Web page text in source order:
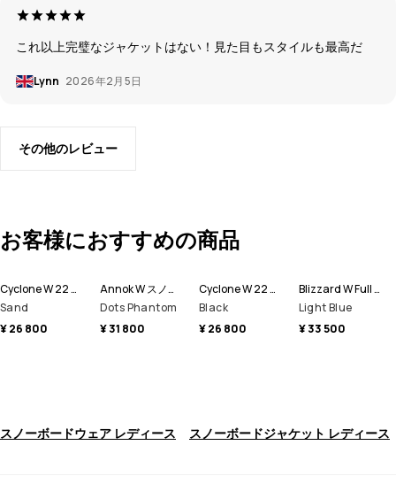
これ以上完璧なジャケットはない！見た目もスタイルも最高だ
Lynn 2026年2月5日
その他のレビュー
お客様におすすめの商品
Cyclone W 22 スノーボードジャケット レディース
Sand
¥ 26 800
Annok W スノーボードジャケット レディース
Dots Phantom
¥ 31 800
Cyclone W 22 スノーボードジャケット レディース
Black
¥ 26 800
Blizzard W Full Zip スノーボードジャケット レディース
Light Blue
¥ 33 500
スノーボードウェア レディース スノーボードジャケット レディース